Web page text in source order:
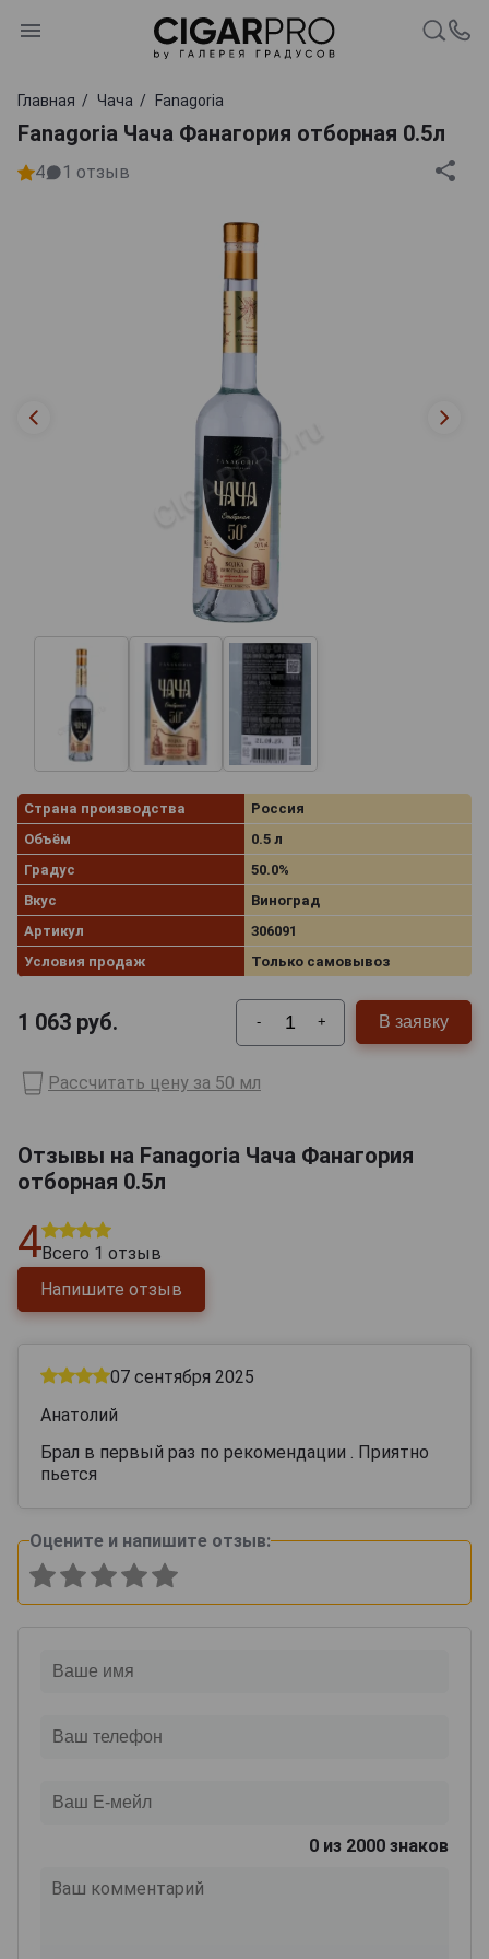
Главная Чача Fanagoria
Fanagoria Чача Фанагория отборная 0.5л
4 1 отзыв
Страна производства
Россия
Объём
0.5 л
Градус
50.0%
Вкус
Виноград
Артикул
306091
Условия продаж
Только самовывоз
1 063 руб. - + В заявку
Рассчитать цену за 50 мл
Отзывы на Fanagoria Чача Фанагория
отборная 0.5л
4Всего 1 отзыв
Напишите отзыв
07 сентября 2025
Анатолий
Брал в первый раз по рекомендации . Приятно
пьется
Оцените и напишите отзыв:
0 из 2000 знаков